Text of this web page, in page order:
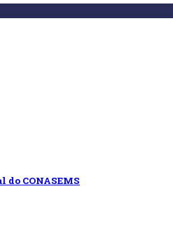
CONASEMS